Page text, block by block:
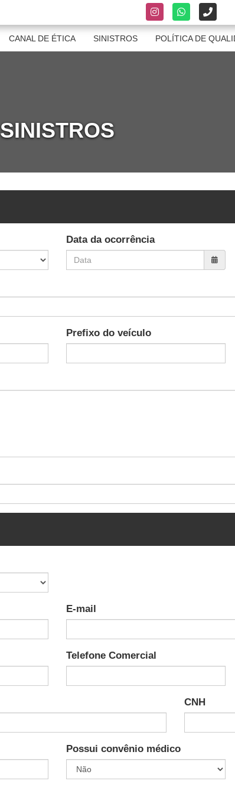
CANAL DE ÉTICA SINISTROS POLÍTICA DE
SINISTROS
Data da ocorrência
Prefixo do veículo
E-mail
Telefone Comercial
CNH
Possui convênio médico